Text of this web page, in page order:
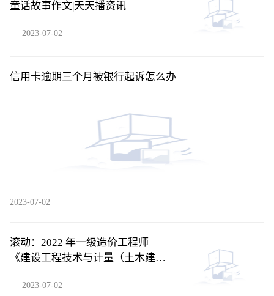
童话故事作文|天天播资讯
2023-07-02
信用卡逾期三个月被银行起诉怎么办
2023-07-02
滚动：2022 年一级造价工程师
《建设工程技术与计量（土木建筑
2023-07-02